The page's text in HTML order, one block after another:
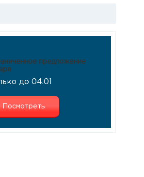
предложение
до 04.01
Посмотреть